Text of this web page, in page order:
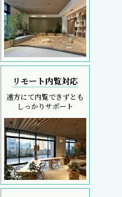
リモート内覧対応
遠方にて内覧できずとも
しっかりサポート